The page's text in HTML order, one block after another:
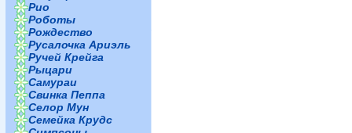
Рио
Роботы
Рождество
Русалочка Ариэль
Ручей Крейга
Рыцари
Самураи
Свинка Пеппа
Селор Мун
Семейка Крудс